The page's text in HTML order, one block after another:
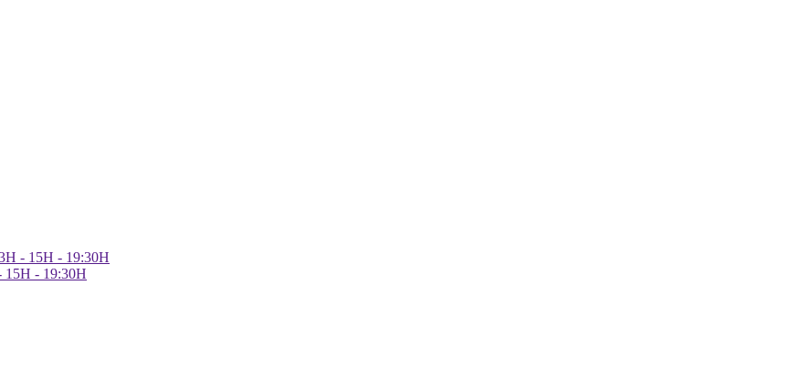
- 15H - 19:30H
15H - 19:30H